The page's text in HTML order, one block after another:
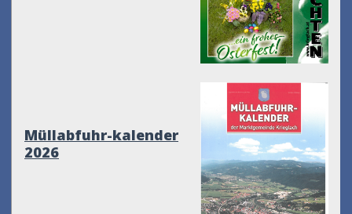
Müllabfuhr-kalender
2026